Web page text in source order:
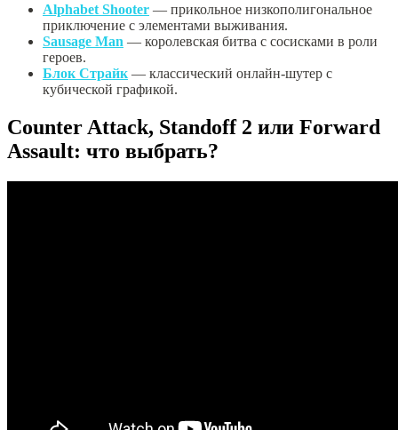
Alphabet Shooter — прикольное низкополигональное
приключение с элементами выживания.
Sausage Man — королевская битва с сосисками в роли
героев.
Блок Страйк — классический онлайн-шутер с
кубической графикой.
Counter Attack, Standoff 2 или Forward
Assault: что выбрать?